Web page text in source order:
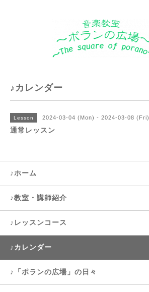
♪カレンダー
Lesson 2024-03-04 (Mon) - 2024-03-08 (Fri)
通常レッスン
♪ホーム
♪教室・講師紹介
♪レッスンコース
♪カレンダー
♪「ポランの広場」の日々